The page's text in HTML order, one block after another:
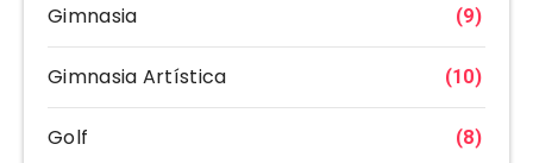
Gimnasia (9)
Gimnasia Artística (10)
Golf (8)